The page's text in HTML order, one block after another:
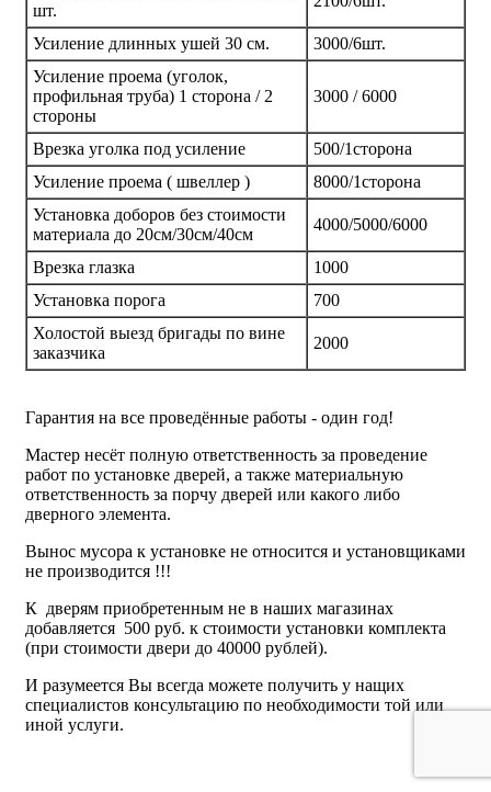
шт.
Усиление длинных ушей 30 см.
3000/6шт.
Усиление проема (уголок,
профильная труба) 1 сторона / 2
стороны
3000 / 6000
Врезка уголка под усиление
500/1сторона
Усиление проема ( швеллер )
8000/1сторона
Установка доборов без стоимости
материала до 20см/30см/40см
4000/5000/6000
Врезка глазка
1000
Установка порога
700
Холостой выезд бригады по вине
заказчика
2000
Гарантия на все проведённые работы - один год!
Мастер несёт полную ответственность за проведение
работ по установке дверей, а также материальную
ответственность за порчу дверей или какого либо
дверного элемента.
Вынос мусора к установке не относится и установщиками
не производится !!!
К дверям приобретенным не в наших магазинах
добавляется 500 руб. к стоимости установки комплекта
(при стоимости двери до 40000 рублей).
И разумеется Вы всегда можете получить у нащих
специалистов консультацию по необходимости той или
иной услуги.